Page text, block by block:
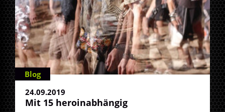
Blog
24.09.2019
Mit 15 he­ro­in­ab­hän­gig